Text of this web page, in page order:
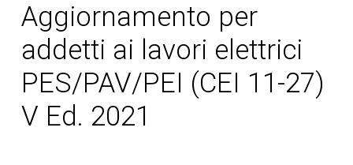
Aggiornamento per
addetti ai lavori elettrici
PES/PAV/PEI (CEI 11-27)
V Ed. 2021